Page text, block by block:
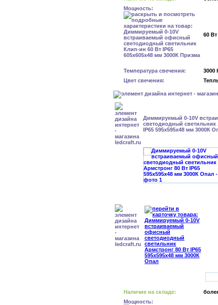
Мощность:
60 Вт
Температура свечения:
3000
Цвет свечения:
Диммируемый 0-10V
светодиодный светильник
IP65 595x595x48 мм 3000К
Наличие на складе:
Мощность: